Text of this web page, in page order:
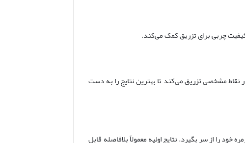
چربی برای تزریق کمک می‌کند.
مشخصی تزریق می‌کند تا بهترین نتایج را به دست
را از سر بگیرد. نتایج اولیه معمولاً بلافاصله قابل